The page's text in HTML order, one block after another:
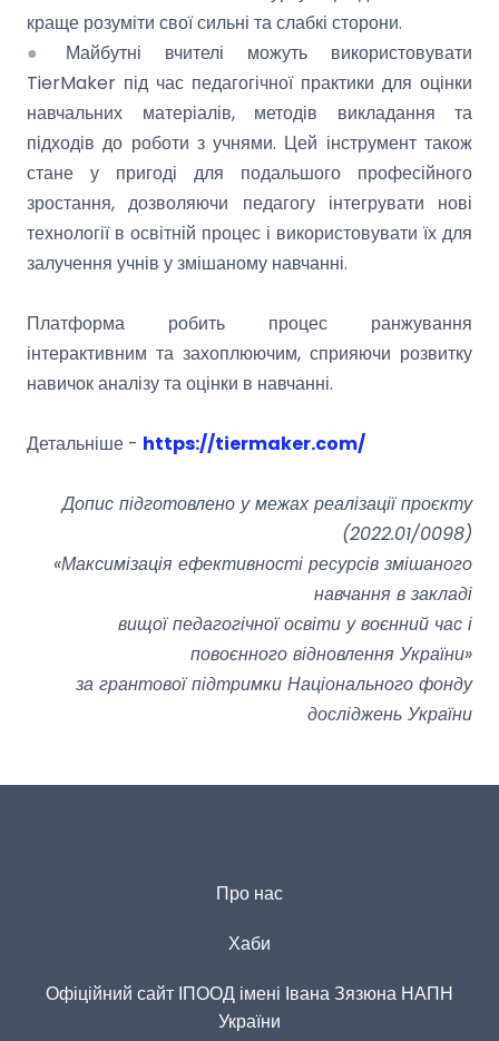
краще розуміти свої сильні та слабкі сторони.
● Майбутні вчителі можуть використовувати
TierMaker під час педагогічної практики для оцінки
навчальних матеріалів, методів викладання та
підходів до роботи з учнями. Цей інструмент також
стане у пригоді для подальшого професійного
зростання, дозволяючи педагогу інтегрувати нові
технології в освітній процес і використовувати їх для
залучення учнів у змішаному навчанні.
Платформа робить процес ранжування
інтерактивним та захоплюючим, сприяючи розвитку
навичок аналізу та оцінки в навчанні.
Детальніше - https://tiermaker.com/
Допис підготовлено у межах реалізації проєкту
(2022.01/0098)
«Максимізація ефективності ресурсів змішаного
навчання в закладі
вищої педагогічної освіти у воєнний час і
повоєнного відновлення України»
за грантової підтримки Національного фонду
досліджень України
Про нас
Хаби
Офіційний сайт ІПООД імені Івана Зязюна НАПН
України